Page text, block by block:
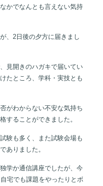
かでなんとも言えない気持
、2日後の夕方に届きまし
見開きのハガキで届いてい
たところ、学科・実技とも
がわからない不安な気持ち
することができました。
験も多く、また試験会場も
ありました。
学か通信講座でしたが、今
宅でも課題をやったりとボ